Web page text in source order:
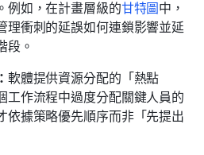
例如，在計畫層級的甘特圖中，
理衝刺的延誤如何連鎖影響並延
段。
軟體提供資源分配的「熱點
工作流程中過度分配關鍵人員的
依據策略優先順序而非「先提出